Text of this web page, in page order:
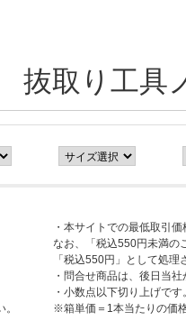
抜取り工具
・本サイトでの最低取引
なお、「税込550円未満の
「税込550円」として処
・問合せ商品は、後日当
・小数点以下切り上げです
※箱単価＝1本当たりの価